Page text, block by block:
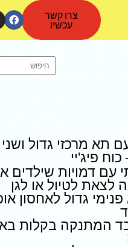
צרו קשר
עכשיו
תא מרכזי גדול
פיג'יי
עם דמויות שילדים
לצאת לטיול או לגן
גדול לאחסון
המתנקה בקלות